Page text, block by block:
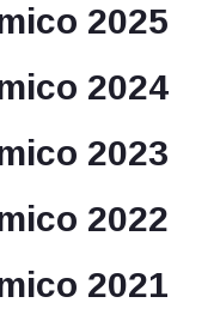
2025
2024
2023
2022
2021